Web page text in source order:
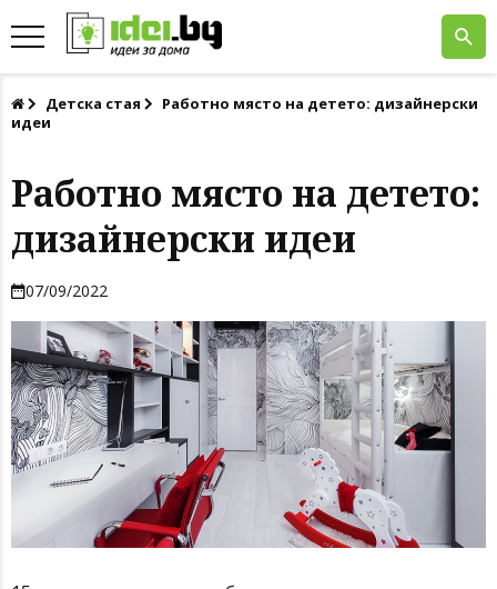
Детска стая
Работно място на детето: дизайнерски
идеи
Работно място на детето:
дизайнерски идеи
07/09/2022